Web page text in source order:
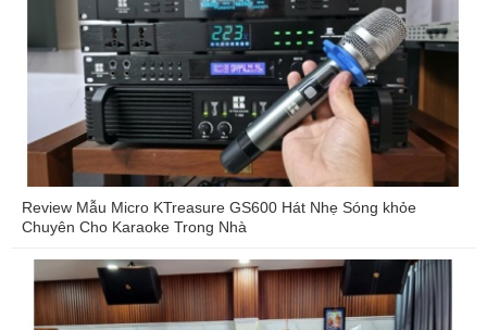
Review Mẫu Micro KTreasure GS600 Hát Nhẹ Sóng khỏe
Chuyên Cho Karaoke Trong Nhà